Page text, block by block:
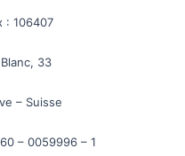
: 106407
33
– Suisse
– 0059996 – 1